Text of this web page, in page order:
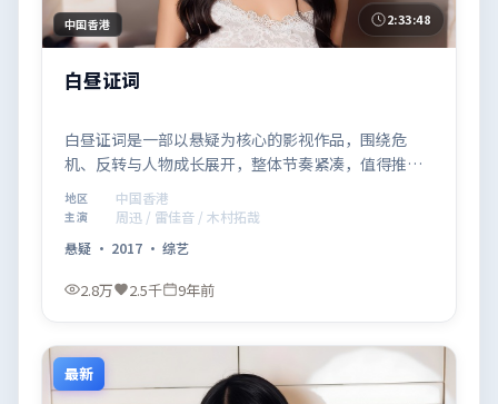
中国香港 2:33:48
白昼证词
白昼证词是一部以悬疑为核心的影视作品，围绕危
机、反转与人物成长展开，整体节奏紧凑，值得推荐
观看。
地区 中国香港
主演
周迅 / 雷佳音 / 木村拓哉
悬疑 · 2017 · 综艺
2.8万 2.5千 9年前
最新